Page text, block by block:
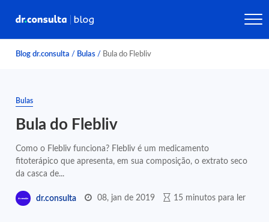
Blog dr.consulta / Bulas / Bula do Flebliv
Bulas
Bula do Flebliv
Como o Flebliv funciona? Flebliv é um medicamento
fitoterápico que apresenta, em sua composição, o extrato seco
da casca de...
dr.consulta 08, jan de 2019 15 minutos para ler